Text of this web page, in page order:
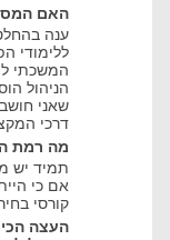
האם
ענה
ללימודי
המשכתי
הניהול
שאני
דרכי
מה רמת
תמיד יש
אם כי
קורסי
העצה הכי